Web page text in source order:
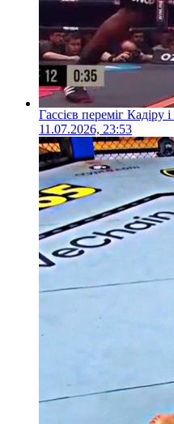
Гассієв переміг
11.07.2026, 23:53